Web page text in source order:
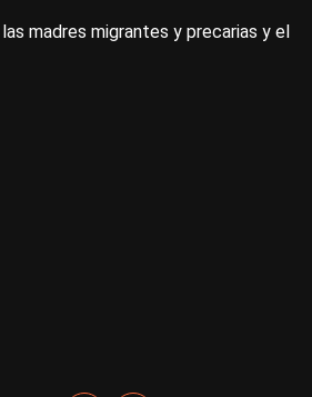
madres migrantes y precarias y el